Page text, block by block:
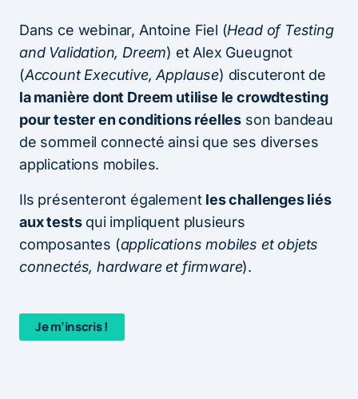
Dans ce webinar, Antoine Fiel (Head of Testing
and Validation, Dreem) et Alex Gueugnot
(Account Executive, Applause) discuteront de
la manière dont Dreem utilise le crowdtesting
pour tester en conditions réelles son bandeau
de sommeil connecté ainsi que ses diverses
applications mobiles.
Ils présenteront également les challenges liés
aux testsqui impliquent plusieurs
composantes (applications mobiles et objets
connectés, hardware et firmware).
Je m’inscris !